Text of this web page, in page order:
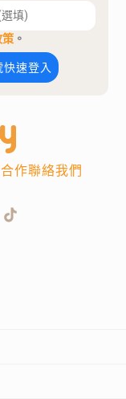
策 。
速登入
作聯絡我們